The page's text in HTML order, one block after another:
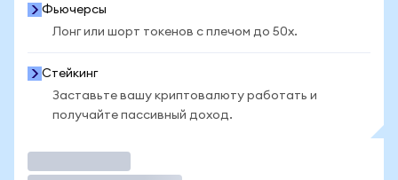
Фьючерсы
Лонг или шорт токенов с плечом до 50x.
Стейкинг
Заставьте вашу криптовалюту работать и
получайте пассивный доход.